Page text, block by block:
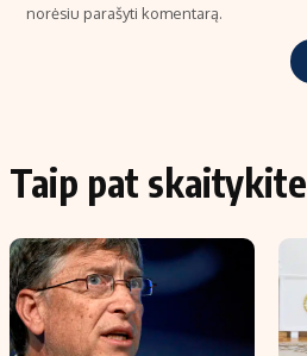
norėsiu parašyti komentarą.
Taip pat skaitykite